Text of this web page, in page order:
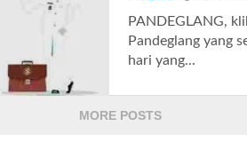
PANDEGLANG,
Pandeglang yang
hari yang...
MORE POSTS